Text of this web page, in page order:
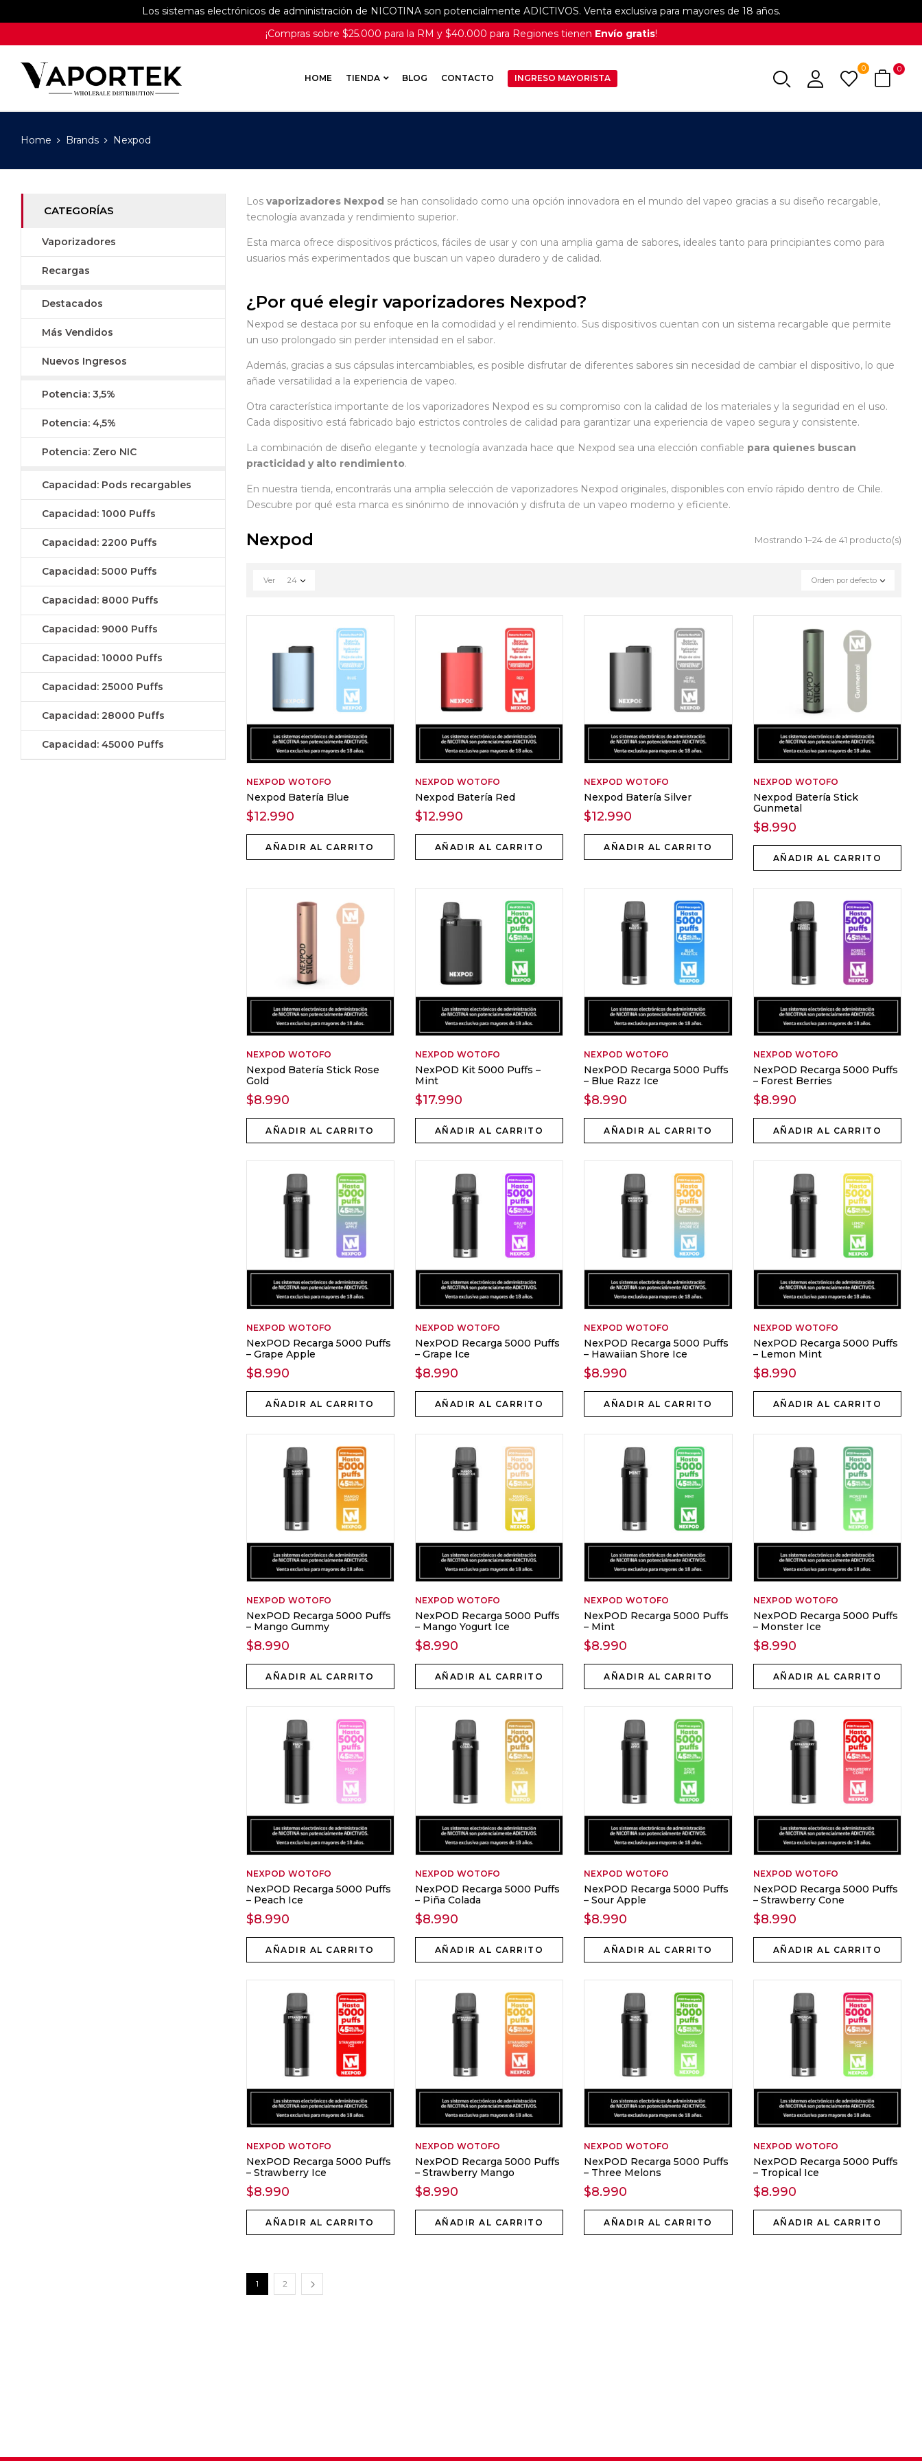
Los sistemas electrónicos de administración de NICOTINA son potencialmente ADICTIVOS. Venta exclusiva para mayores de 18 años.
¡Compras sobre $25.000 para la RM y $40.000 para Regiones tienen Envío gratis!
HOME TIENDA BLOG CONTACTO INGRESO MAYORISTA
0 0
Home Brands Nexpod
CATEGORÍAS
Vaporizadores
Recargas
Destacados
Más Vendidos
Nuevos Ingresos
Potencia: 3,5%
Potencia: 4,5%
Potencia: Zero NIC
Capacidad: Pods recargables
Capacidad: 1000 Puffs
Capacidad: 2200 Puffs
Capacidad: 5000 Puffs
Capacidad: 8000 Puffs
Capacidad: 9000 Puffs
Capacidad: 10000 Puffs
Capacidad: 25000 Puffs
Capacidad: 28000 Puffs
Capacidad: 45000 Puffs
Los vaporizadores Nexpodse han consolidado como una opción innovadora en el mundo del vapeo gracias a su diseño recargable,
tecnología avanzada y rendimiento superior.
Esta marca ofrece dispositivos prácticos, fáciles de usar y con una amplia gama de sabores, ideales tanto para principiantes como para
usuarios más experimentados que buscan un vapeo duradero y de calidad.
¿Por qué elegir vaporizadores Nexpod?
Nexpod se destaca por su enfoque en la comodidad y el rendimiento. Sus dispositivos cuentan con un sistema recargable que permite
un uso prolongado sin perder intensidad en el sabor.
Además, gracias a sus cápsulas intercambiables, es posible disfrutar de diferentes sabores sin necesidad de cambiar el dispositivo, lo que
añade versatilidad a la experiencia de vapeo.
Otra característica importante de los vaporizadores Nexpod es su compromiso con la calidad de los materiales y la seguridad en el uso.
Cada dispositivo está fabricado bajo estrictos controles de calidad para garantizar una experiencia de vapeo segura y consistente.
La combinación de diseño elegante y tecnología avanzada hace que Nexpod sea una elección confiable para quienes buscan
practicidad y alto rendimiento.
En nuestra tienda, encontrarás una amplia selección de vaporizadores Nexpod originales, disponibles con envío rápido dentro de Chile.
Descubre por qué esta marca es sinónimo de innovación y disfruta de un vapeo moderno y eficiente.
Nexpod Mostrando 1–24 de 41 producto(s)
Orden por defecto
Ver 24
NEXPOD WOTOFO
Nexpod Batería Blue
$12.990
AÑADIR AL CARRITO
NEXPOD WOTOFO
Nexpod Batería Red
$12.990
AÑADIR AL CARRITO
NEXPOD WOTOFO
Nexpod Batería Silver
$12.990
AÑADIR AL CARRITO
NEXPOD WOTOFO
Nexpod Batería Stick
Gunmetal
$8.990
AÑADIR AL CARRITO
NEXPOD WOTOFO
Nexpod Batería Stick Rose
Gold
$8.990
AÑADIR AL CARRITO
NEXPOD WOTOFO
NexPOD Kit 5000 Puffs –
Mint
$17.990
AÑADIR AL CARRITO
NEXPOD WOTOFO
NexPOD Recarga 5000 Puffs
– Blue Razz Ice
$8.990
AÑADIR AL CARRITO
NEXPOD WOTOFO
NexPOD Recarga 5000 Puffs
– Forest Berries
$8.990
AÑADIR AL CARRITO
NEXPOD WOTOFO
NexPOD Recarga 5000 Puffs
– Grape Apple
$8.990
AÑADIR AL CARRITO
NEXPOD WOTOFO
NexPOD Recarga 5000 Puffs
– Grape Ice
$8.990
AÑADIR AL CARRITO
NEXPOD WOTOFO
NexPOD Recarga 5000 Puffs
– Hawaiian Shore Ice
$8.990
AÑADIR AL CARRITO
NEXPOD WOTOFO
NexPOD Recarga 5000 Puffs
– Lemon Mint
$8.990
AÑADIR AL CARRITO
NEXPOD WOTOFO
NexPOD Recarga 5000 Puffs
– Mango Gummy
$8.990
AÑADIR AL CARRITO
NEXPOD WOTOFO
NexPOD Recarga 5000 Puffs
– Mango Yogurt Ice
$8.990
AÑADIR AL CARRITO
NEXPOD WOTOFO
NexPOD Recarga 5000 Puffs
– Mint
$8.990
AÑADIR AL CARRITO
NEXPOD WOTOFO
NexPOD Recarga 5000 Puffs
– Monster Ice
$8.990
AÑADIR AL CARRITO
NEXPOD WOTOFO
NexPOD Recarga 5000 Puffs
– Peach Ice
$8.990
AÑADIR AL CARRITO
NEXPOD WOTOFO
NexPOD Recarga 5000 Puffs
– Piña Colada
$8.990
AÑADIR AL CARRITO
NEXPOD WOTOFO
NexPOD Recarga 5000 Puffs
– Sour Apple
$8.990
AÑADIR AL CARRITO
NEXPOD WOTOFO
NexPOD Recarga 5000 Puffs
– Strawberry Cone
$8.990
AÑADIR AL CARRITO
NEXPOD WOTOFO
NexPOD Recarga 5000 Puffs
– Strawberry Ice
$8.990
AÑADIR AL CARRITO
NEXPOD WOTOFO
NexPOD Recarga 5000 Puffs
– Strawberry Mango
$8.990
AÑADIR AL CARRITO
NEXPOD WOTOFO
NexPOD Recarga 5000 Puffs
– Three Melons
$8.990
AÑADIR AL CARRITO
NEXPOD WOTOFO
NexPOD Recarga 5000 Puffs
– Tropical Ice
$8.990
AÑADIR AL CARRITO
1 2